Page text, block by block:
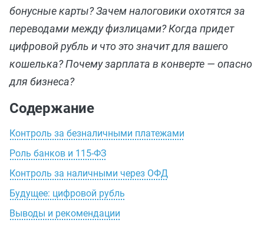
бонусные карты? Зачем налоговики охотятся за
переводами между физлицами? Когда придет
цифровой рубль и что это значит для вашего
кошелька? Почему зарплата в конверте — опасно
для бизнеса?
Содержание
Контроль за безналичными платежами
Роль банков и 115-ФЗ
Контроль за наличными через ОФД
Будущее: цифровой рубль
Выводы и рекомендации